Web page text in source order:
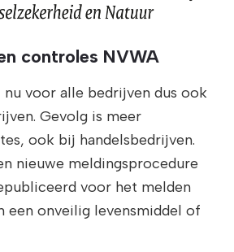
controles NVWA
voor alle bedrijven dus ook
Gevolg is meer
ook bij handelsbedrijven.
nieuwe meldingsprocedure
voor het melden
een onveilig levensmiddel of